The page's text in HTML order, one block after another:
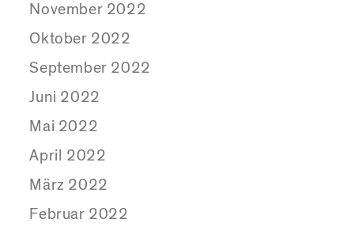
November 2022
Oktober 2022
September 2022
Juni 2022
Mai 2022
April 2022
März 2022
Februar 2022